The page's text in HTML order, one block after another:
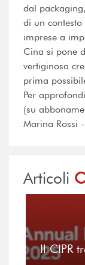
dal
di un
imprese a
Cina si pone
vertiginosa
prima
Per
(su
Marina Rossi
Articoli
Il CIPR